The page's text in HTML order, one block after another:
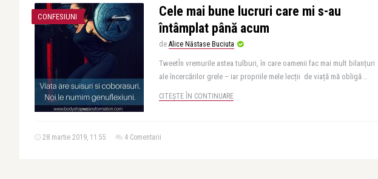
CONFESIUNI
Cele mai bune lucruri care mi s-au
întâmplat până acum
de Alice Năstase Buciuta
TweetÎn vremurile astea tulburi, în care oamenii fac mai mult bilanțuri
ale încercărilor grele – iar propriile mele lecții de viață mă obligă ..
CITEȘTE ÎN CONTINUARE
28 martie 2019, 11:55 4 Comentarii